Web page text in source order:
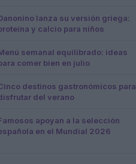
lanza su versión griega:
y calcio para niños
semanal equilibrado: ideas
comer bien en julio
destinos gastronómicos para
del verano
apoyan a la selección
en el Mundial 2026